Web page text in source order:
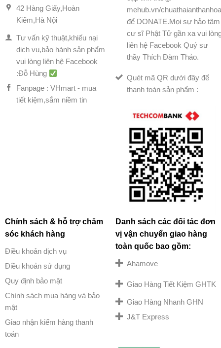
42 Hàng Giấy,Hoàn
Kiếm,Hà Nội
Tư vấn kỹ thuật,khiếu nại
dịch vụ,bảo hành sản phẩm
vui lòng liên hệ Facebook
:Đỗ Hùng
Fanpage : VHmart - mua
tiết kiệm,sắm niềm tin
mehub.vn/
để DONATE.Mọi sự hảo tâm
cư sĩ Phật Tử gần xa vui
liên hệ Facebook Quý sư
thầy Thích Đàm Thảo.
Quét mã QR dưới đây để
thanh toán sản phẩm :
Chính sách & hỗ trợ chăm
sóc khách hàng
Điều khoản dịch vụ
Điều khoản sử dụng
Quy định bảo mật
Chính sách mua hàng và bảo
mật
Giao nhận kiểm hàng thanh
toán
Danh sách các đối tác đơn
vị vận chuyển giao hàng
toàn quốc bao gồm:
Ahamove
Giao Hàng Tiết Kiệm GHTK
Giao Hàng Nhanh GHN
J&T Express